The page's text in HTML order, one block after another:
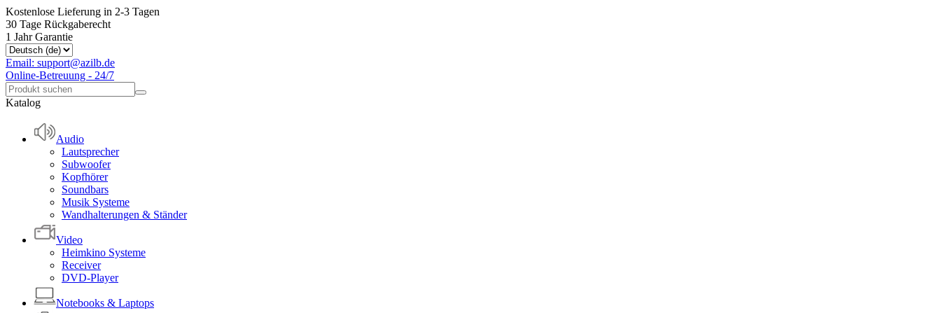
Kostenlose Lieferung in 2-3 Tagen
30 Tage Rückgaberecht
1 Jahr Garantie
Email: support@azilb.de
Online-Betreuung - 24/7
Katalog
Audio
Lautsprecher
Subwoofer
Kopfhörer
Soundbars
Musik Systeme
Wandhalterungen & Ständer
Video
Heimkino Systeme
Receiver
DVD-Player
Notebooks & Laptops